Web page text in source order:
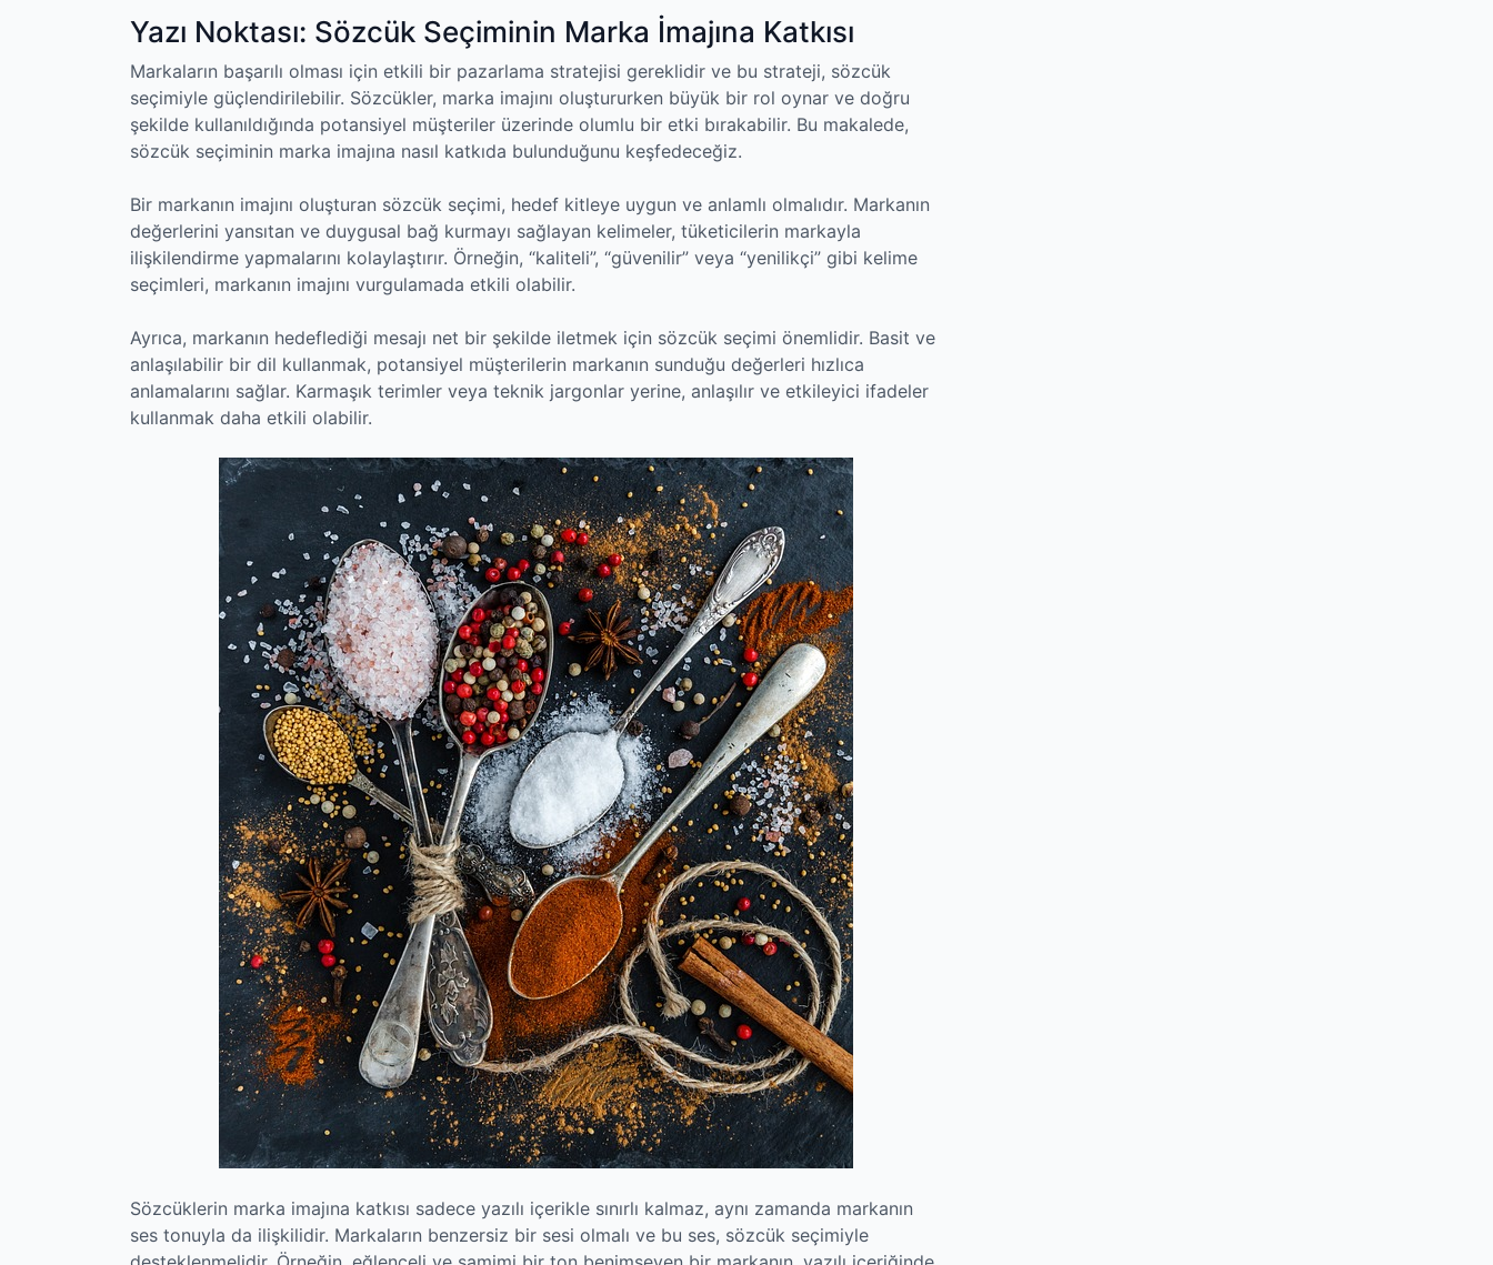
Yazı Noktası: Sözcük Seçiminin Marka İmajına Katkısı
Markaların başarılı olması için etkili bir pazarlama stratejisi gereklidir ve bu strateji, sözcük
seçimiyle güçlendirilebilir. Sözcükler, marka imajını oluştururken büyük bir rol oynar ve doğru
şekilde kullanıldığında potansiyel müşteriler üzerinde olumlu bir etki bırakabilir. Bu makalede,
sözcük seçiminin marka imajına nasıl katkıda bulunduğunu keşfedeceğiz.
Bir markanın imajını oluşturan sözcük seçimi, hedef kitleye uygun ve anlamlı olmalıdır. Markanın
değerlerini yansıtan ve duygusal bağ kurmayı sağlayan kelimeler, tüketicilerin markayla
ilişkilendirme yapmalarını kolaylaştırır. Örneğin, “kaliteli”, “güvenilir” veya “yenilikçi” gibi kelime
seçimleri, markanın imajını vurgulamada etkili olabilir.
Ayrıca, markanın hedeflediği mesajı net bir şekilde iletmek için sözcük seçimi önemlidir. Basit ve
anlaşılabilir bir dil kullanmak, potansiyel müşterilerin markanın sunduğu değerleri hızlıca
anlamalarını sağlar. Karmaşık terimler veya teknik jargonlar yerine, anlaşılır ve etkileyici ifadeler
kullanmak daha etkili olabilir.
Sözcüklerin marka imajına katkısı sadece yazılı içerikle sınırlı kalmaz, aynı zamanda markanın
ses tonuyla da ilişkilidir. Markaların benzersiz bir sesi olmalı ve bu ses, sözcük seçimiyle